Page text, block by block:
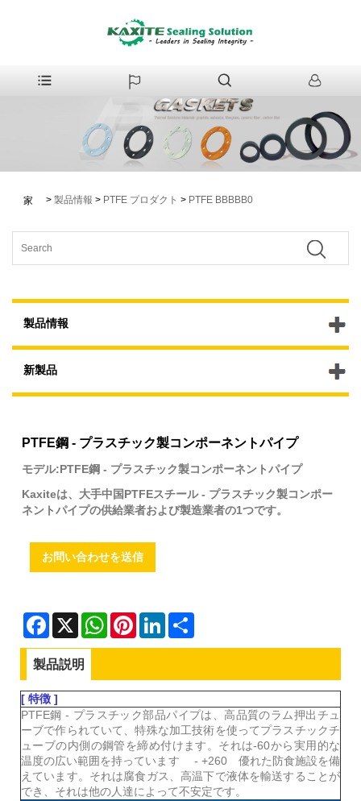
家 > 製品情報 > PTFE プロダクト > PTFE BBBBB0
製品情報
新製品
PTFE鋼 - プラスチック製コンポーネントパイプ
モデル:PTFE鋼 - プラスチック製コンポーネントパイプ
Kaxiteは、大手中国PTFEスチール - プラスチック製コンポー
ネントパイプの供給業者および製造業者の1つです。
お問い合わせを送信
Facebook
X WhatsAppPinterestLinkedIn
製品説明
[ 特徴 ]
PTFE鋼 - プラスチック部品パイプは、高品質のラム押出チュ
ーブで作られていて、特殊な加工技術を使ってプラスチックチ
ューブの内側の鋼管を締め付けます。それは-60から実用的な
温度の広い範囲を持っています
- +260
優れた防食施設を備
えています。それは腐食ガス、高温下で液体を輸送することが
でき、それは他の人達によって不安定です。